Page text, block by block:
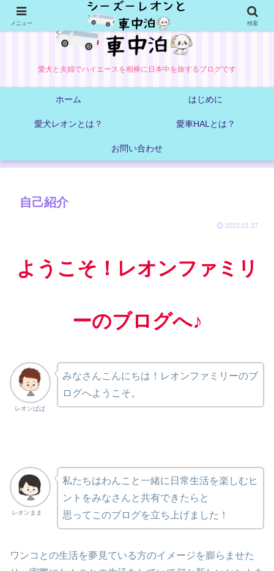
愛犬と夫婦でハイエースを相棒に日本中を旅するブログです
ホーム はじめに
愛犬レオンとは？ 愛車HALとは？
お問い合わせ
自己紹介
2022.01.27
ようこそ！レオンファミリ
ーのブログへ♪
レオンぱぱ
みなさんこんにちは！レオンファミリーのブ
ログへようこそ。
レオンまま
私たちはわんこと一緒に日常生活を楽しむヒ
ントをみなさんと共有できたらと
思ってこのブログを立ち上げました！
ワンコとの生活を夢見ている方のイメージを膨らませた
メニュー 検索